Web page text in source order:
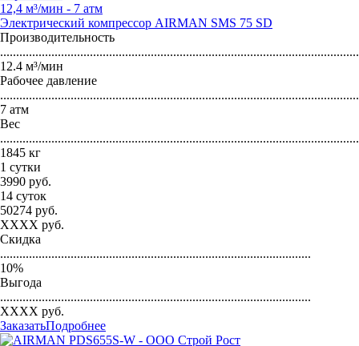
12,4 м³/мин - 7 атм
Электрический компрессор AIRMAN SMS 75 SD
Производительность
12.4 м³/мин
Рабочее давление
7 атм
Вес
1845 кг
1 сутки
3990 руб.
14 суток
50274 руб.
XXXX руб.
Скидка
.................................................................................................
10%
Выгода
.................................................................................................
XXXX руб.
ЗаказатьПодробнее